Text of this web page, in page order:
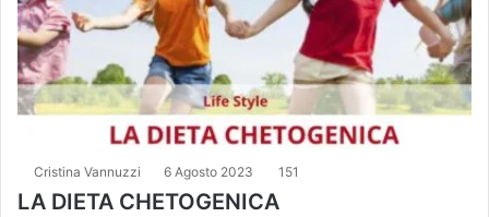
Cristina Vannuzzi 6 Agosto 2023 151
LA DIETA CHETOGENICA